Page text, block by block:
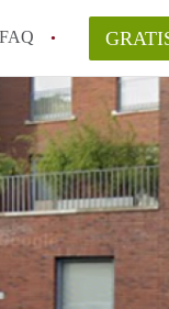
FAQ
een Kamer in